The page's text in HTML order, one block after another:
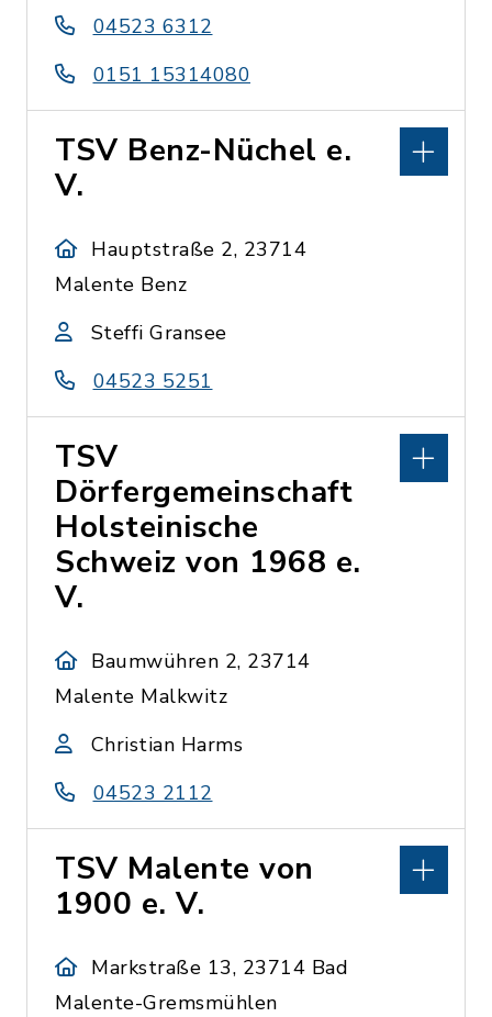
04523 6312
0151 15314080
TSV Benz-Nüchel e.
V.
Hauptstraße 2, 23714
Malente Benz
Steffi Gransee
04523 5251
TSV
Dörfergemeinschaft
Holsteinische
Schweiz von 1968 e.
V.
Baumwühren 2, 23714
Malente Malkwitz
Christian Harms
04523 2112
TSV Malente von
1900 e. V.
Markstraße 13, 23714 Bad
Malente-Gremsmühlen